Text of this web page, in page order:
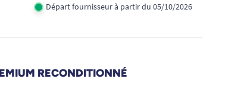
Départ fournisseur à partir du 05/10/2026
RECONDITIONNÉ